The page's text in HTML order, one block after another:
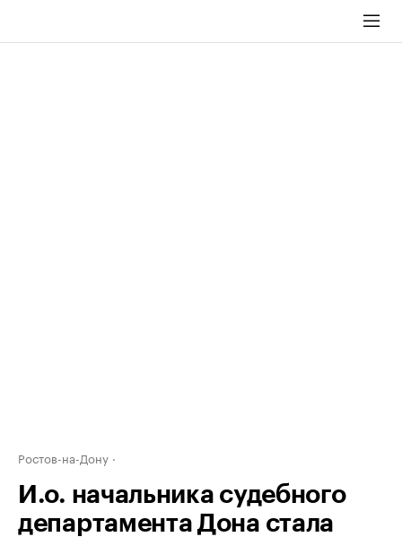
Ростов-на-Дону
И.о. начальника судебного
департамента Дона стала